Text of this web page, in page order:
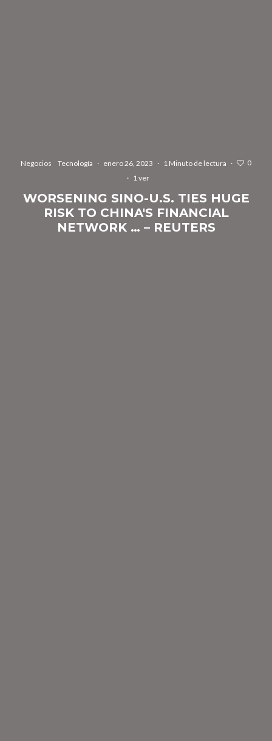
Negocios Tecnología · enero 26, 2023 · 1 Minuto de lectura ·
0
· 1 ver
WORSENING SINO-U.S. TIES HUGE
RISK TO CHINA'S FINANCIAL
NETWORK … – REUTERS